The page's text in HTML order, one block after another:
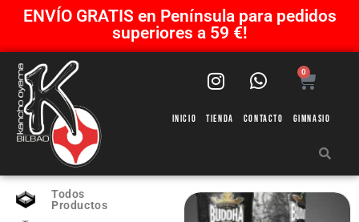
ENVÍO GRATIS en Península para pedidos
superiores a 59 €!
0
Inicio Tienda Contacto Gimnasio
Todos
Productos